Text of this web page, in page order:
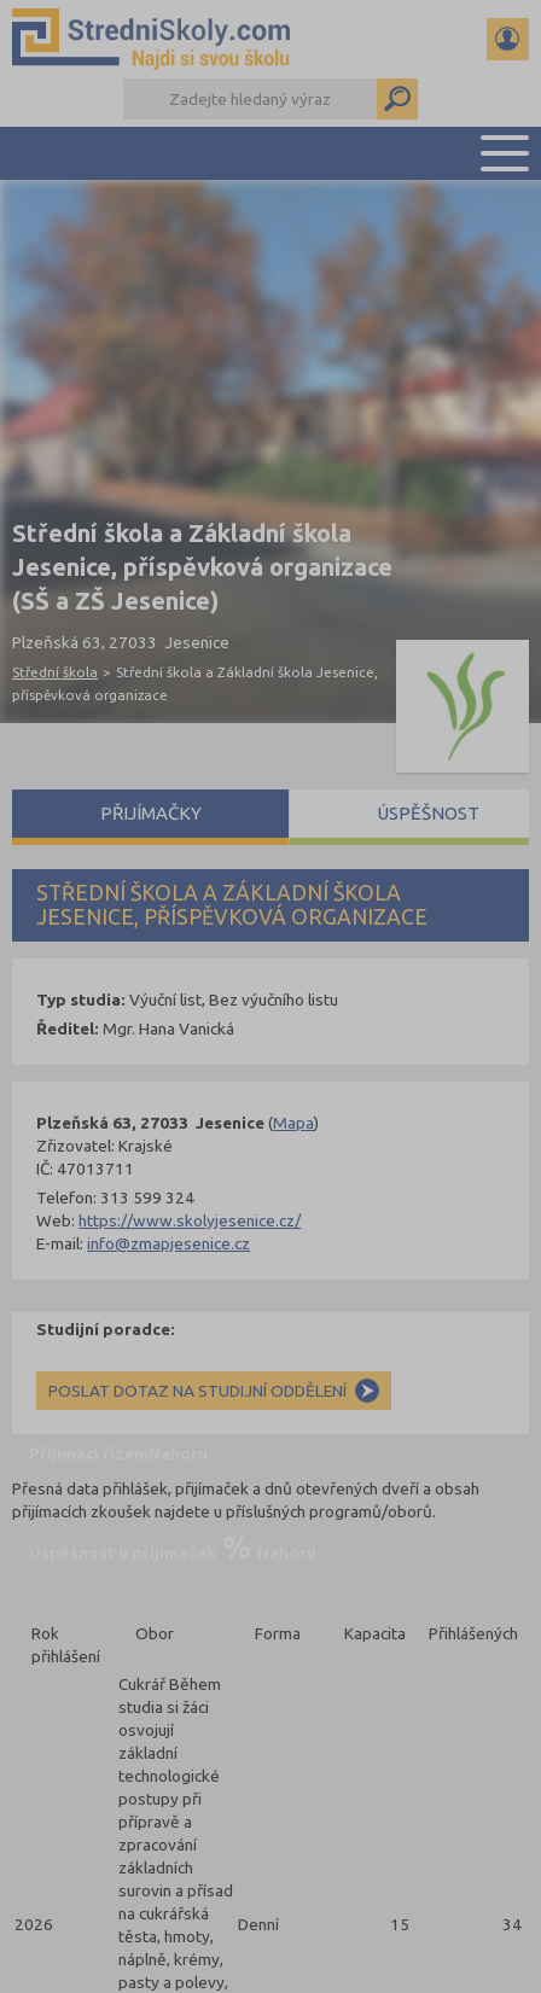
PŘEHLED ŠKOL
PŘÍPRAVA NA PŘIJÍMAČKY
DŮLEŽITÉ TERMÍNY
REFERÁTY A SEMINÁRKY
DALŠÍ DRUHY ŠKOL
Střední škola a Základní škola
Jesenice, příspěvková organizace
(SŠ a ZŠ Jesenice)
Plzeňská 63, 27033 Jesenice
Střední škola > Střední škola a Základní škola Jesenice,
příspěvková organizace
STŘEDNÍ ŠKOLA A ZÁKLADNÍ ŠKOLA
JESENICE, PŘÍSPĚVKOVÁ ORGANIZACE
Plzeňská 63, 27033 Jesenice(Mapa)
Zřizovatel: Krajské
IČ: 47013711
Telefon: 313 599 324
Web:https://www.skolyjesenice.cz/
E-mail:info@zmapjesenice.cz
Typ studia: Výuční list, Bez výučního listu
Ředitel: Mgr. Hana Vanická
Studijní poradce:
POSLAT DOTAZ NA STUDIJNÍ ODDĚLENÍ
PŘIJÍMAČKY ÚSPĚŠNOST
Přesná data přihlášek, přijímaček a dnů otevřených dveří a obsah
přijímacích zkoušek najdete u příslušných programů/oborů.
Rok
přihlášení
Obor Forma Kapacita Přihlášených
2026
Cukrář Během
studia si žáci
osvojují
základní
technologické
postupy při
přípravě a
zpracování
základních
surovin a přísad
na cukrářská
těsta, hmoty,
náplně, krémy,
pasty a polevy,
Denní 15 34